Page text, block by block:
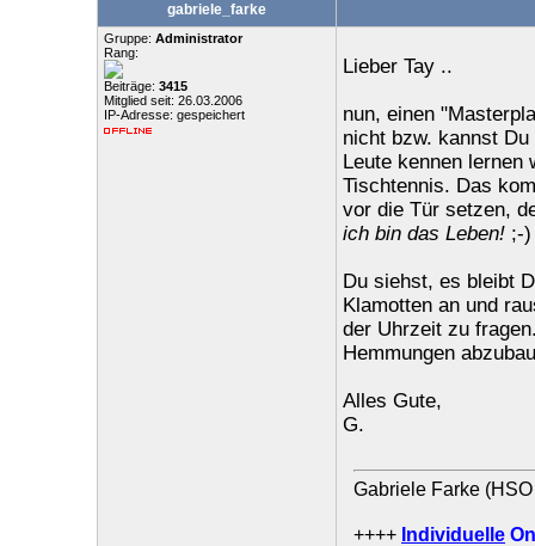
gabriele_farke
Gruppe: Administrator
Rang:
Beiträge: 3415
Mitglied seit: 26.03.2006
IP-Adresse: gespeichert
Lieber Tay ..
nun, einen
nicht bzw. kannst
Leute kennen lernen
Tischtennis. Das
vor die Tür setzen,
ich bin das Leben!;-)
Du siehst, es bleibt
Klamotten an und
der Uhrzeit zu
Hemmungen
Alles Gute,
G.
Gabriele Farke (HSO
++++ Individuelle